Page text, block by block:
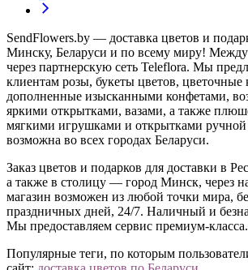
SendFlowers.by — доставка цветов и
Минску, Беларуси и по всему миру!
через партнерскую сеть Teleflora. Мы
клиентам розы, букеты цветов, цветочные
дополненные изысканными конфетами,
яркими открытками, вазами, а также
мягкими игрушками и открытками ручной
возможна во всех городах Беларуси.
Заказ цветов и подарков для доставки в
а также в столицу — город Минск, через
магазин возможен из любой точки мира,
праздничных дней, 24/7. Наличный и
Мы предоставляем сервис премиум-класса.
Популярные теги, по которым